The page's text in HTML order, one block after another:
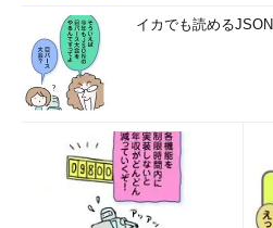
イカでも読めるJSON